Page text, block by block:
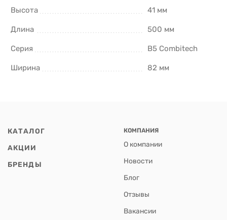
Высота
41 мм
Длина 500 мм
Серия B5 Combitech
Ширина 82 мм
КАТАЛОГ
АКЦИИ
БРЕНДЫ
КОМПАНИЯ
О компании
Новости
Блог
Отзывы
Вакансии